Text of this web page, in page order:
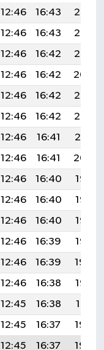
12:46 16:43
20:07
12:46 16:43
20:06
12:46 16:42
20:05
12:46 16:42
20:04
12:46 16:42
20:03
12:46 16:42
20:02
12:46 16:41
20:01
12:46 16:41
20:00
12:46 16:40
19:58
12:46 16:40
19:57
12:46 16:40
19:56
12:46 16:39
19:55
12:46 16:39
19:54
12:46 16:38
19:53
12:45 16:38
19:51
12:45 16:37
19:50
12:45 16:37
19:49